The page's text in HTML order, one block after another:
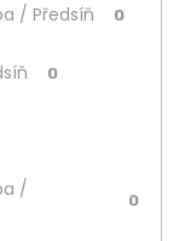
/ Předsíň 0
0
/
0